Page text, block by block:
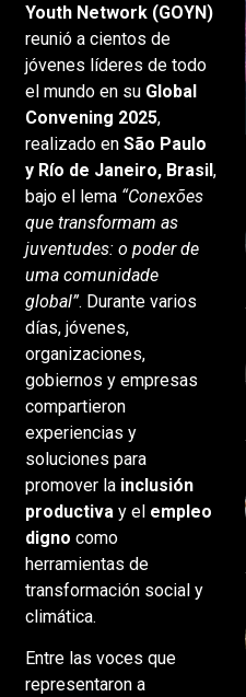
Youth Network (GOYN)
reunió a cientos de
jóvenes líderes de todo
el mundo en su Global
Convening 2025,
realizado en São Paulo
y Río de Janeiro, Brasil,
bajo el lema “Conexões
que transformam as
juventudes: o poder de
uma comunidade
global”. Durante varios
días, jóvenes,
organizaciones,
gobiernos y empresas
compartieron
experiencias y
soluciones para
promover la inclusión
productiva y el empleo
digno como
herramientas de
transformación social y
climática.
Entre las voces que
representaron a